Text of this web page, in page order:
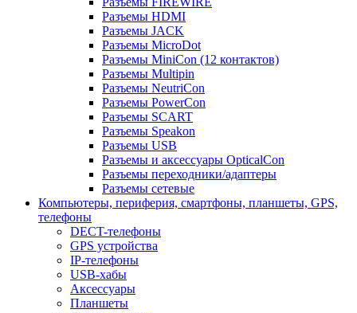
Разъемы HDMI
Разъемы JACK
Разъемы MicroDot
Разъемы MiniCon (12 контактов)
Разъемы Multipin
Разъемы NeutriCon
Разъемы PowerCon
Разъемы SCART
Разъемы Speakon
Разъемы USB
Разъемы и аксессуары OpticalCon
Разъемы переходники/адаптеры
Разъемы сетевые
Компьютеры, периферия, смартфоны, планшеты, GPS,
телефоны
DECT-телефоны
GPS устройства
IP-телефоны
USB-хабы
Аксессуары
Планшеты